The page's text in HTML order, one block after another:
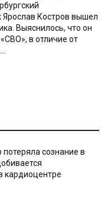
Ярослав Костров вышел
Выяснилось, что он
в отличие от
сознание в
кардиоцентре